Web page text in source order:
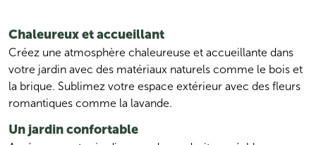
Chaleureux et accueillant
Créez une atmosphère chaleureuse et accueillante dans
votre jardin avec des matériaux naturels comme le bois et
la brique. Sublimez votre espace extérieur avec des fleurs
romantiques comme la lavande.
Un jardin confortable